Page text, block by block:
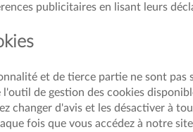
publicitaires en lisant leurs
et de tierce partie ne sont
l'outil de gestion des cookies
changer d'avis et les désactiver à
fois que vous accédez à notre